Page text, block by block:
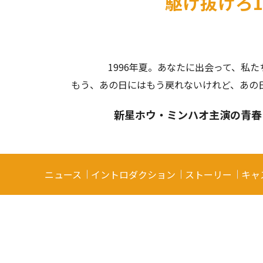
1996年夏。あなたに出会って、私
もう、あの日にはもう戻れないけれど、あ
新星ホウ・ミンハオ主演の青
ニュース イントロダクション ストーリー キ